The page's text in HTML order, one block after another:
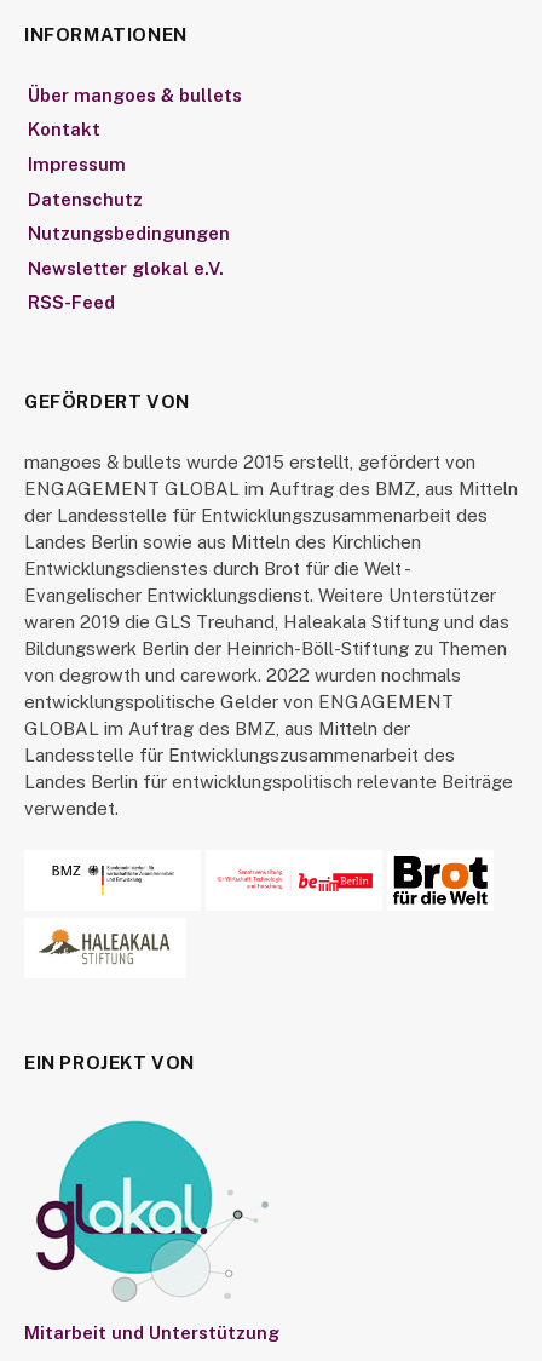
INFORMATIONEN
Über mangoes & bullets
Kontakt
Impressum
Datenschutz
Nutzungsbedingungen
Newsletter glokal e.V.
RSS-Feed
GEFÖRDERT VON
mangoes & bullets wurde 2015 erstellt, gefördert von
ENGAGEMENT GLOBAL im Auftrag des BMZ, aus Mitteln
der Landesstelle für Entwicklungszusammenarbeit des
Landes Berlin sowie aus Mitteln des Kirchlichen
Entwicklungsdienstes durch Brot für die Welt -
Evangelischer Entwicklungsdienst. Weitere Unterstützer
waren 2019 die GLS Treuhand, Haleakala Stiftung und das
Bildungswerk Berlin der Heinrich-Böll-Stiftung zu Themen
von degrowth und carework. 2022 wurden nochmals
entwicklungspolitische Gelder von ENGAGEMENT
GLOBAL im Auftrag des BMZ, aus Mitteln der
Landesstelle für Entwicklungszusammenarbeit des
Landes Berlin für entwicklungspolitisch relevante Beiträge
verwendet.
EIN PROJEKT VON
Mitarbeit und Unterstützung